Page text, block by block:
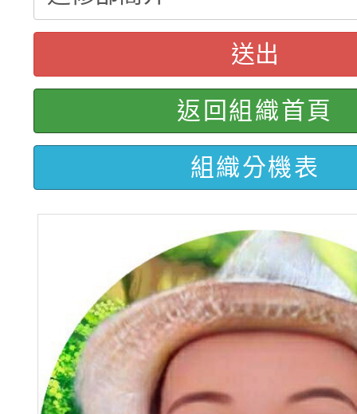
絕-親子共學同樂會」
站幸福系列講座及成長
報，惠請貴機關(學校)
宣導。
踴躍報名參加
【甄選結果(第10招)】
學年度第1學期第7次代
結果(第10招)
【甄選結果(第2招)】
學年度第1學期第9次代
結果(第2招)
轉知：本市公務人員協
9月16日本府B2大禮堂
1次會員大會暨第7屆
函轉運動部全民運動
推動社區運動俱樂部營
計畫」1 份，請踴躍報
權責核予出席人員公(
桃園區第七屆教育盃羽
【甄選結果(第9招)】
學年度第1學期第7次
結果(第9招)
送出
返回組織首頁
組織分機表